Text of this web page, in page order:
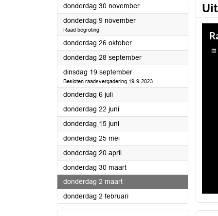
donderdag 30 november2023
donderdag 9 november2023
Raad begroting
donderdag 26 oktober2023
donderdag 28 september2023
dinsdag 19 september2023
Besloten raadsvergadering 19-9-2023
donderdag 6 juli2023
donderdag 22 juni2023
donderdag 15 juni2023
donderdag 25 mei2023
donderdag 20 april2023
donderdag 30 maart2023
donderdag 2 maart2023
donderdag 2 februari2023